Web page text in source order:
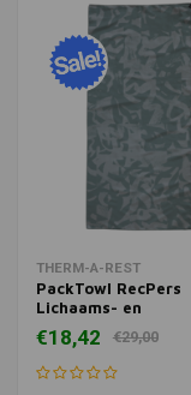
THERM-A-REST
PackTowl RecPers
Lichaams- en
Strandhanddoek
€18,42 €29,00